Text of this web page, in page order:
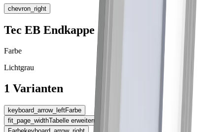
chevron_right
Tec EB Endkappe
Farbe
Lichtgrau
1 Varianten
keyboard_arrow_leftFarbe
fit_page_widthTabelle erweitern